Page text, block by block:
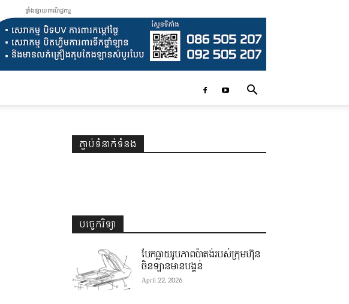
ផ្ទាំងផ្សាយពាណិជ្ជកម្ម
ភ្ជាប់ទំនាក់ទំនង
បច្ចេកវិទ្យា
បែកធ្លាយរូបភាពប៉ាតង់របស់ក្រុមហ៊ុន
ចិនឡានមានបង្គន់
April 22, 2026